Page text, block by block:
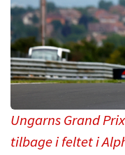
Ungarns Grand
tilbage i feltet i